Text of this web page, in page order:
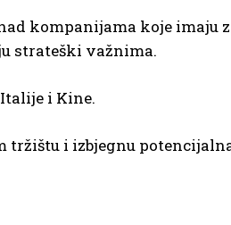
kompanijama koje imaju
strateški važnima.
i Kine.
tržištu i izbjegnu